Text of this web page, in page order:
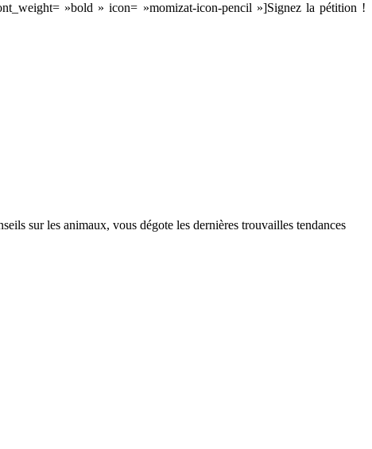
»bold » icon= »momizat-icon-pencil »]Signez la pétition !
sur les animaux, vous dégote les dernières trouvailles tendances